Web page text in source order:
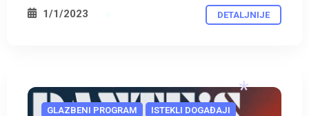
1/1/2023 DETALJNIJE
GLAZBENI PROGRAM ISTEKLI DOGAĐAJI
*